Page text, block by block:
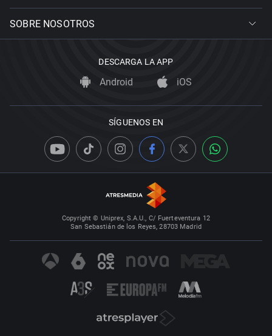
SOBRE NOSOTROS
DESCARGA LA APP
Android iOS
SÍGUENOS EN
Copyright © Uniprex, S.A.U., C/ Fuerteventura 12
San Sebastián de los Reyes, 28703 Madrid